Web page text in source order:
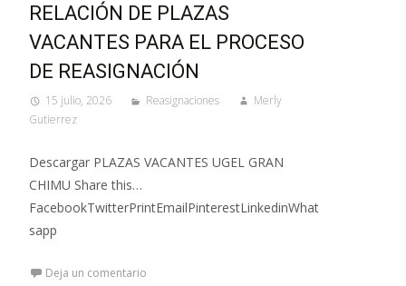
RELACIÓN DE PLAZAS
VACANTES PARA EL PROCESO
DE REASIGNACIÓN
15 julio, 2026 Reasignaciones
Merly
Gutierrez
Descargar PLAZAS VACANTES UGEL GRAN
CHIMU Share this…
FacebookTwitterPrintEmailPinterestLinkedinWhat
sapp
Deja un comentario